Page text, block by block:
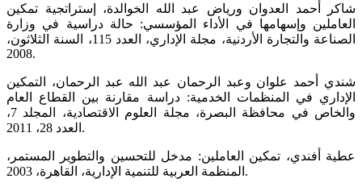
شاكر أحمد العدوان ورياض عبد الله الخوالدة، إستراتجية تمكين
العاملين وإسهامها في الأداء المؤسسي: حالة دراسية في وزارة
الصناعة والتجارة الأردنية، مجلة الإداري، العدد 115، السنة الثلاثون،
2008.
شندي أحمد علوان وعبد الرحمان عبد الله عبد الرحمان، التمكين
الإداري في المنظمات الخدمية: دراسة مقارنة بين القطاع العام
والخاص في محافظة البصرة، مجلة العلوم الاقتصادية، المجلد 7،
العدد 28، 2011.
عطية أفندي، تمكين العاملين: مدخل للتحسين والتطوير المستمر،
المنظمة العربية للتنمية الإدارية، القاهرة، 2003.